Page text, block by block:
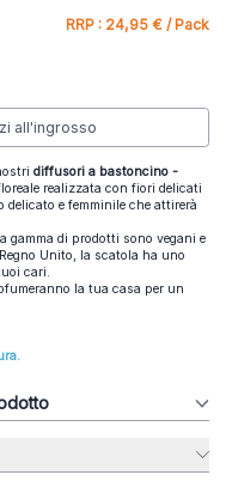
RRP : 24,95 € / Pack
all'ingrosso
diffusori a bastoncino -
realizzata con fiori delicati
delicato e femminile che attirerà
gamma di prodotti sono vegani e
Unito, la scatola ha uno
cari.
la tua casa per un